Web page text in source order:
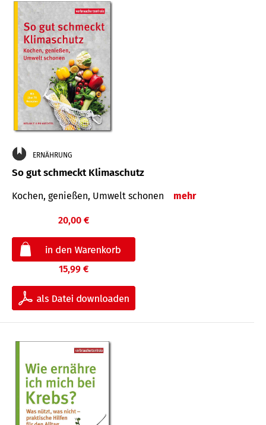
ERNÄHRUNG
So gut schmeckt Klimaschutz
Kochen, genießen, Umwelt schonen mehr
20,00 €
15,99 €